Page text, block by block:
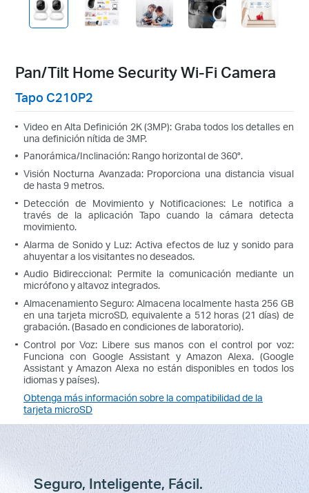
Pan/Tilt Home Security Wi-Fi Camera
Tapo C210P2
Video en Alta Definición 2K (3MP): Graba todos los detalles en
una definición nítida de 3MP.
Panorámica/Inclinación: Rango horizontal de 360°.
Visión Nocturna Avanzada: Proporciona una distancia visual
de hasta 9 metros.
Detección de Movimiento y Notificaciones: Le notifica a
través de la aplicación Tapo cuando la cámara detecta
movimiento.
Alarma de Sonido y Luz: Activa efectos de luz y sonido para
ahuyentar a los visitantes no deseados.
Audio Bidireccional: Permite la comunicación mediante un
micrófono y altavoz integrados.
Almacenamiento Seguro: Almacena localmente hasta 256 GB
en una tarjeta microSD, equivalente a 512 horas (21 días) de
grabación. (Basado en condiciones de laboratorio).
Control por Voz: Libere sus manos con el control por voz:
Funciona con Google Assistant y Amazon Alexa. (Google
Assistant y Amazon Alexa no están disponibles en todos los
idiomas y países).
Obtenga más información sobre la compatibilidad de la
tarjeta microSD
Seguro, Inteligente, Fácil.